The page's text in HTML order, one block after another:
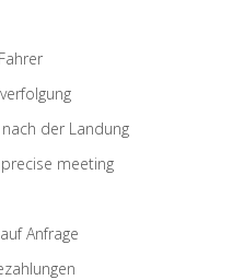
der Landung
meeting
Anfrage